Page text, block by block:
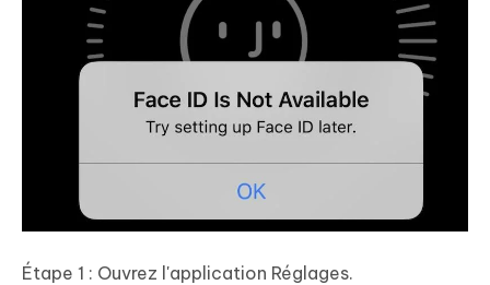
Étape 1 : Ouvrez l'application Réglages.